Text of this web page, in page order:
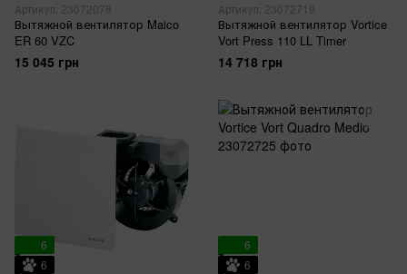
Артикул: 23072078
Вытяжной вентилятор Maico
ER 60 VZC
15 045 грн
Артикул: 23072719
Вытяжной вентилятор Vortice
Vort Press 110 LL Timer
14 718 грн
6
6
6
6